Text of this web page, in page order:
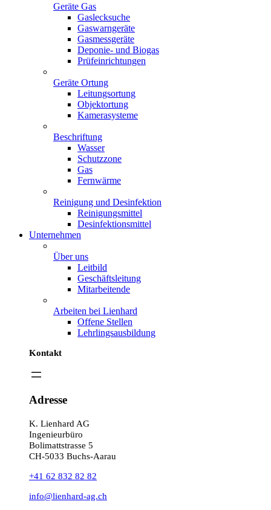
Geräte Gas
Gaslecksuche
Gaswarngeräte
Gasmessgeräte
Deponie- und Biogas
Prüfeinrichtungen
Geräte Ortung
Leitungsortung
Objektortung
Kamerasysteme
Beschriftung
Wasser
Schutzzone
Gas
Fernwärme
Reinigung und Desinfektion
Reinigungsmittel
Desinfektionsmittel
Unternehmen
Über uns
Leitbild
Geschäftsleitung
Mitarbeitende
Arbeiten bei Lienhard
Offene Stellen
Lehrlingsausbildung
Kontakt
Adresse
K. Lienhard AG
Ingenieurbüro
Bolimattstrasse 5
CH-5033 Buchs-Aarau
+41 62 832 82 82
info@lienhard-ag.ch